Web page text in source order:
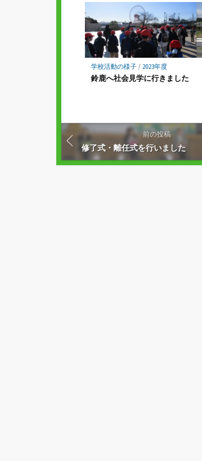
学校活動の様子/ 2023年度
鈴鹿へ社会見学に行きました
前の投稿
修了式・離任式を行いました